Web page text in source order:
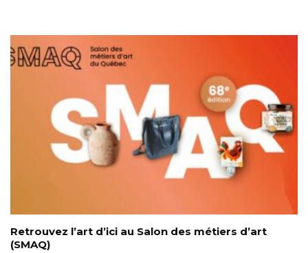
Retrouvez l’art d’ici au Salon des métiers d’art
(SMAQ)